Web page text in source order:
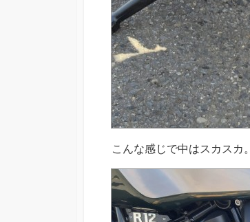
こんな感じで中はスカスカ